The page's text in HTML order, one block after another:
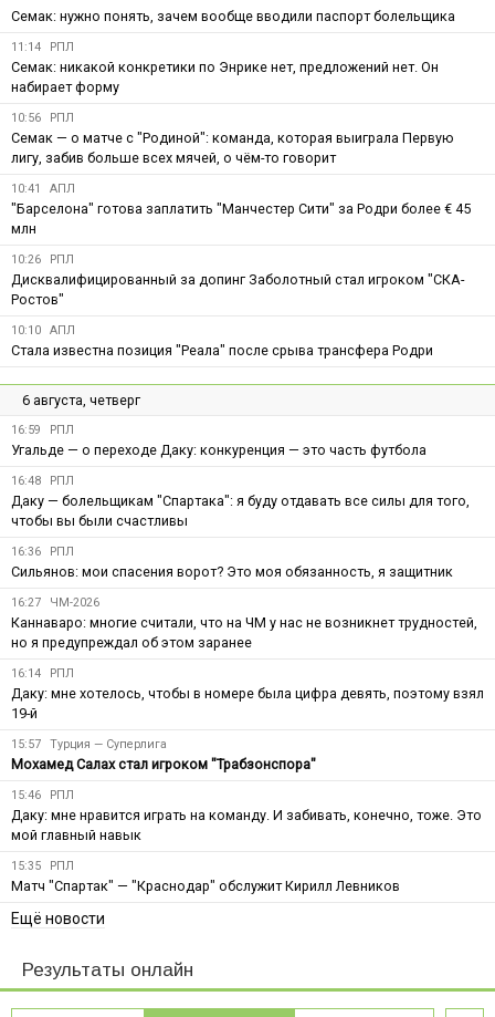
Семак: нужно понять, зачем вообще вводили паспорт болельщика
11:14 РПЛ
Семак: никакой конкретики по Энрике нет, предложений нет. Он
набирает форму
10:56 РПЛ
Семак — о матче с "Родиной": команда, которая выиграла Первую
лигу, забив больше всех мячей, о чём-то говорит
10:41 АПЛ
"Барселона" готова заплатить "Манчестер Сити" за Родри более € 45
млн
10:26 РПЛ
Дисквалифицированный за допинг Заболотный стал игроком "СКА-
Ростов"
10:10 АПЛ
Стала известна позиция "Реала" после срыва трансфера Родри
6 августа, четверг
16:59 РПЛ
Угальде — о переходе Даку: конкуренция — это часть футбола
16:48 РПЛ
Даку — болельщикам "Спартака": я буду отдавать все силы для того,
чтобы вы были счастливы
16:36 РПЛ
Сильянов: мои спасения ворот? Это моя обязанность, я защитник
16:27 ЧМ-2026
Каннаваро: многие считали, что на ЧМ у нас не возникнет трудностей,
но я предупреждал об этом заранее
16:14 РПЛ
Даку: мне хотелось, чтобы в номере была цифра девять, поэтому взял
19-й
15:57 Турция — Суперлига
Мохамед Салах стал игроком "Трабзонспора"
15:46 РПЛ
Даку: мне нравится играть на команду. И забивать, конечно, тоже. Это
мой главный навык
15:35 РПЛ
Матч "Спартак" — "Краснодар" обслужит Кирилл Левников
Ещё новости
Результаты онлайн